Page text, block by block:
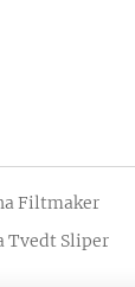
Filtmaker
Tvedt Sliper